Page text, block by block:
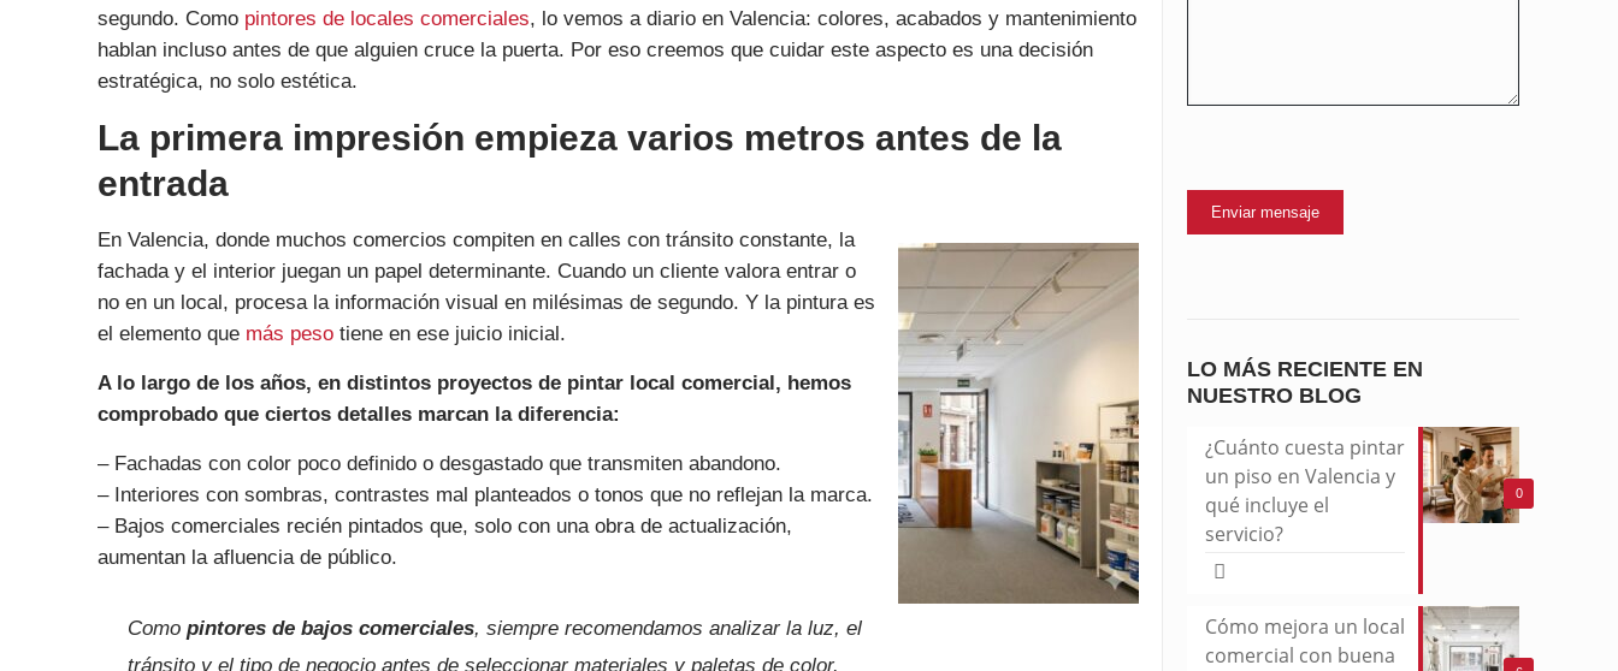
segundo. Como pintores de locales comerciales, lo vemos a diario en Valencia: colores, acabados y mantenimiento
hablan incluso antes de que alguien cruce la puerta. Por eso creemos que cuidar este aspecto es una decisión
estratégica, no solo estética.
La primera impresión empieza varios metros antes de la
entrada
En Valencia, donde muchos comercios compiten en calles con tránsito constante, la
fachada y el interior juegan un papel determinante. Cuando un cliente valora entrar o
no en un local, procesa la información visual en milésimas de segundo. Y la pintura es
el elemento que más pesotiene en ese juicio inicial.
A lo largo de los años, en distintos proyectos de pintar local comercial, hemos
comprobado que ciertos detalles marcan la diferencia:
– Fachadas con color poco definido o desgastado que transmiten abandono.
– Interiores con sombras, contrastes mal planteados o tonos que no reflejan la marca.
– Bajos comerciales recién pintados que, solo con una obra de actualización,
aumentan la afluencia de público.
Como pintores de bajos comerciales, siempre recomendamos analizar la luz, el
tránsito y el tipo de negocio antes de seleccionar materiales y paletas de color.
Enviar mensaje
LO MÁS RECIENTE EN
NUESTRO BLOG
0
¿Cuánto cuesta pintar
un piso en Valencia y
qué incluye el
servicio?
Cómo mejora un local
comercial con buena